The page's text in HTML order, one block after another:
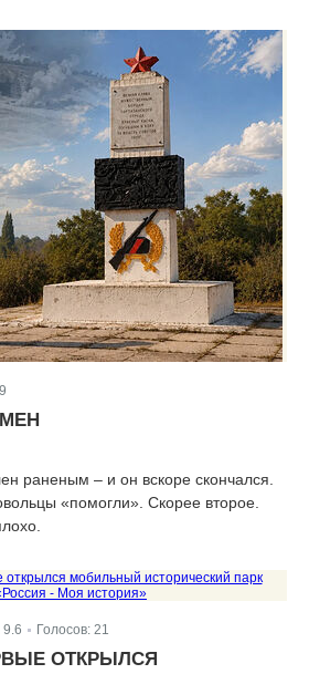
раненым – и он вскоре скончался.
«помогли». Скорее второе.
9.6 Голосов: 21
ОТКРЫЛСЯ